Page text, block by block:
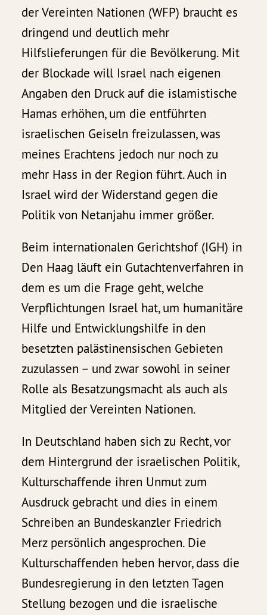
der Vereinten Nationen (WFP) braucht es
dringend und deutlich mehr
Hilfslieferungen für die Bevölkerung. Mit
der Blockade will Israel nach eigenen
Angaben den Druck auf die islamistische
Hamas erhöhen, um die entführten
israelischen Geiseln freizulassen, was
meines Erachtens jedoch nur noch zu
mehr Hass in der Region führt. Auch in
Israel wird der Widerstand gegen die
Politik von Netanjahu immer größer.
Beim internationalen Gerichtshof (IGH) in
Den Haag läuft ein Gutachtenverfahren in
dem es um die Frage geht, welche
Verpflichtungen Israel hat, um humanitäre
Hilfe und Entwicklungshilfe in den
besetzten palästinensischen Gebieten
zuzulassen – und zwar sowohl in seiner
Rolle als Besatzungsmacht als auch als
Mitglied der Vereinten Nationen.
In Deutschland haben sich zu Recht, vor
dem Hintergrund der israelischen Politik,
Kulturschaffende ihren Unmut zum
Ausdruck gebracht und dies in einem
Schreiben an Bundeskanzler Friedrich
Merz persönlich angesprochen. Die
Kulturschaffenden heben hervor, dass die
Bundesregierung in den letzten Tagen
Stellung bezogen und die israelische